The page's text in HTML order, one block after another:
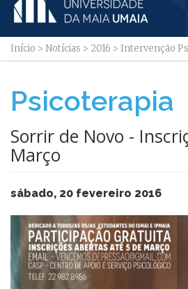
Início > Notícias > 2016 > Intervenção
Psicoterapia
Sorrir de Novo -
Março
sábado, 20 fevereiro 2016